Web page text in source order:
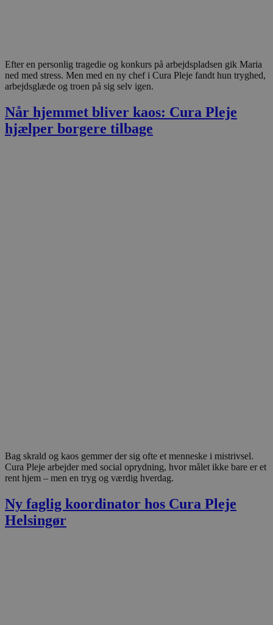
Efter en personlig tragedie og konkurs på arbejdspladsen gik Maria
ned med stress. Men med en ny chef i Cura Pleje fandt hun tryghed,
arbejdsglæde og troen på sig selv igen.
Når hjemmet bliver kaos: Cura Pleje
hjælper borgere tilbage
Bag skrald og kaos gemmer der sig ofte et menneske i mistrivsel.
Cura Pleje arbejder med social oprydning, hvor målet ikke bare er et
rent hjem – men en tryg og værdig hverdag.
Ny faglig koordinator hos Cura Pleje
Helsingør